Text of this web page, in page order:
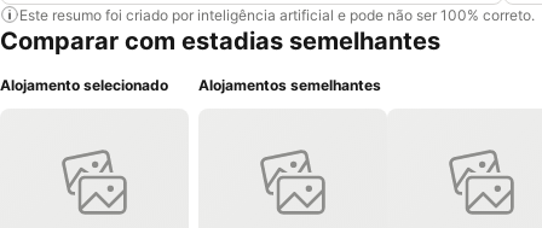
Este resumo foi criado por inteligência artificial e pode não ser 100% correto.
Comparar com estadias semelhantes
Alojamento selecionado Alojamentos semelhantes